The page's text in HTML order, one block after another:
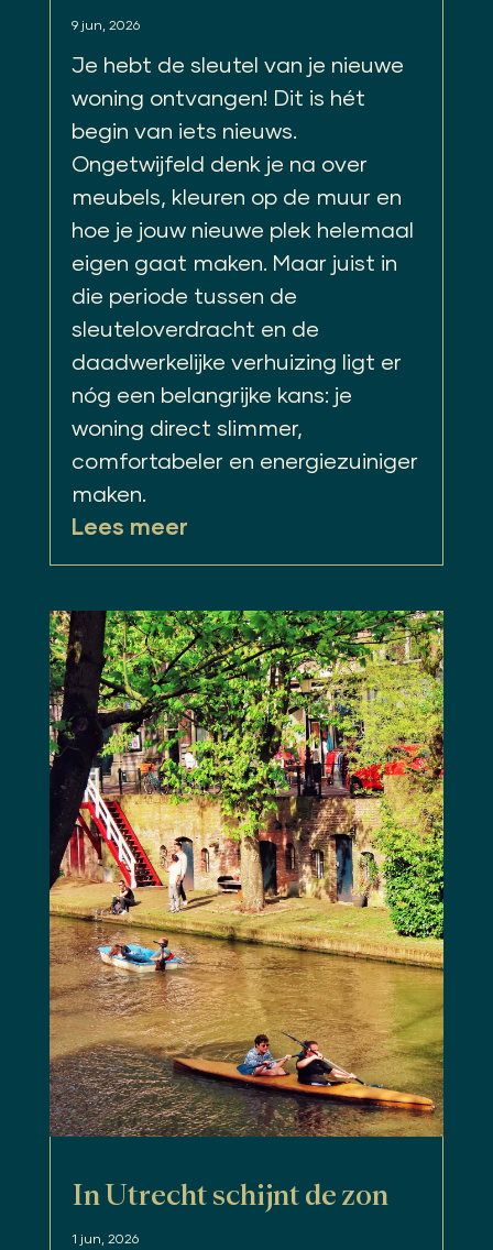
9 jun, 2026
Je hebt de sleutel van je nieuwe
woning ontvangen! Dit is hét
begin van iets nieuws.
Ongetwijfeld denk je na over
meubels, kleuren op de muur en
hoe je jouw nieuwe plek helemaal
eigen gaat maken. Maar juist in
die periode tussen de
sleuteloverdracht en de
daadwerkelijke verhuizing ligt er
nóg een belangrijke kans: je
woning direct slimmer,
comfortabeler en energiezuiniger
maken.
Lees meer
In Utrecht schijnt de zon
1 jun, 2026